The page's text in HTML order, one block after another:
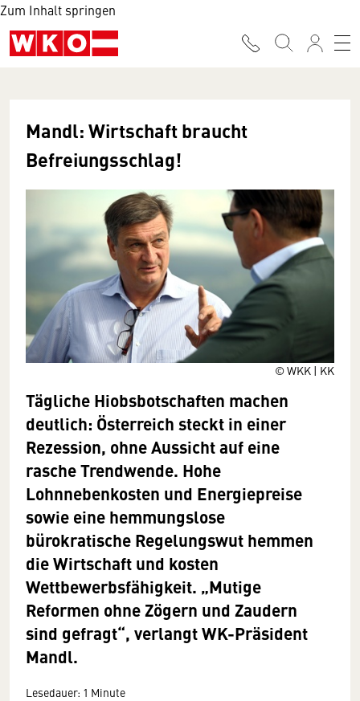
Zum Inhalt springen
© WKK | KK
Mandl: Wirtschaft braucht
Befreiungsschlag!
Tägliche Hiobsbotschaften machen
deutlich: Österreich steckt in einer
Rezession, ohne Aussicht auf eine
rasche Trendwende. Hohe
Lohnnebenkosten und Energiepreise
sowie eine hemmungslose
bürokratische Regelungswut hemmen
die Wirtschaft und kosten
Wettbewerbsfähigkeit. „Mutige
Reformen ohne Zögern und Zaudern
sind gefragt“, verlangt WK-Präsident
Mandl.
Lesedauer: 1 Minute